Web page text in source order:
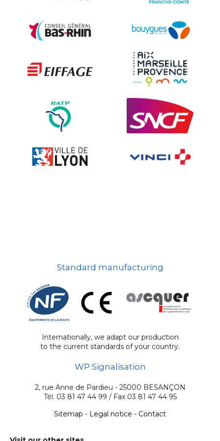
Security and Urban furniture<
The deterrent techniques
Ville fleurie, village fleuri
On-board road signs
Standard manufacturing
Internationally, we adapt our production
to the current standards of your country.
WP Signalisation
2, rue Anne de Pardieu - 25000 BESANÇON
Tél. 03 81 47 44 99 / Fax 03 81 47 44 95
Sitemap - Legal notice - Contact